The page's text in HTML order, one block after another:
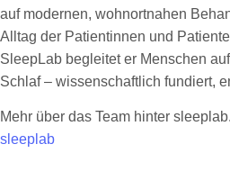
auf modernen, wohnortnahen
Alltag der Patientinnen und
SleepLab begleitet er Menschen
Schlaf – wissenschaftlich fundiert,
Mehr über das Team hinter
sleeplab